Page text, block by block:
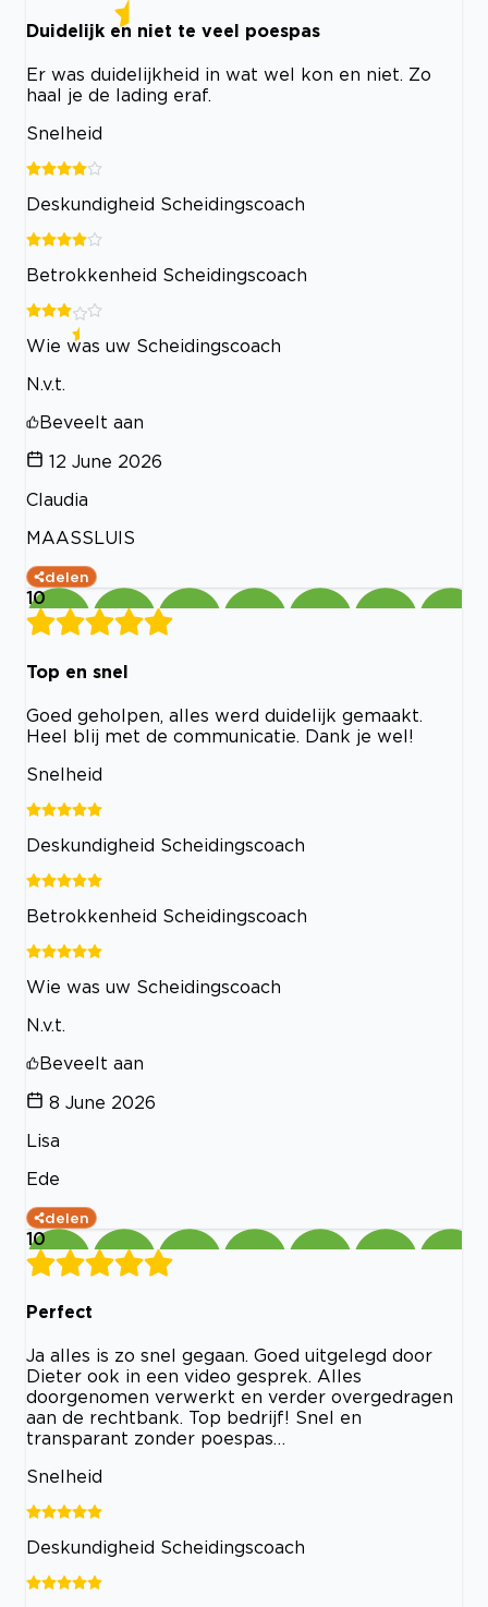
Duidelijk en niet te veel poespas
Er was duidelijkheid in wat wel kon en niet. Zo
haal je de lading eraf.
Snelheid
Deskundigheid Scheidingscoach
Betrokkenheid Scheidingscoach
Wie was uw Scheidingscoach
N.v.t.
Beveelt aan
12 June 2026
Claudia
MAASSLUIS
delen
10
Top en snel
Goed geholpen, alles werd duidelijk gemaakt.
Heel blij met de communicatie. Dank je wel!
Snelheid
Deskundigheid Scheidingscoach
Betrokkenheid Scheidingscoach
Wie was uw Scheidingscoach
N.v.t.
Beveelt aan
8 June 2026
Lisa
Ede
delen
10
Perfect
Ja alles is zo snel gegaan. Goed uitgelegd door
Dieter ook in een video gesprek. Alles
doorgenomen verwerkt en verder overgedragen
aan de rechtbank. Top bedrijf! Snel en
transparant zonder poespas…
Snelheid
Deskundigheid Scheidingscoach